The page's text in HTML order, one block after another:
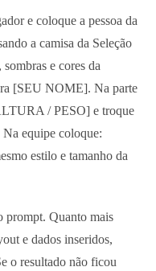
e coloque a pessoa da
a camisa da Seleção
e cores da
[SEU NOME]. Na parte
/ PESO] e troque
equipe coloque:
estilo e tamanho da
prompt. Quanto mais
e dados inseridos,
o resultado não ficou